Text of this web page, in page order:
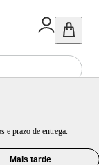
e prazo de entrega.
Mais tarde